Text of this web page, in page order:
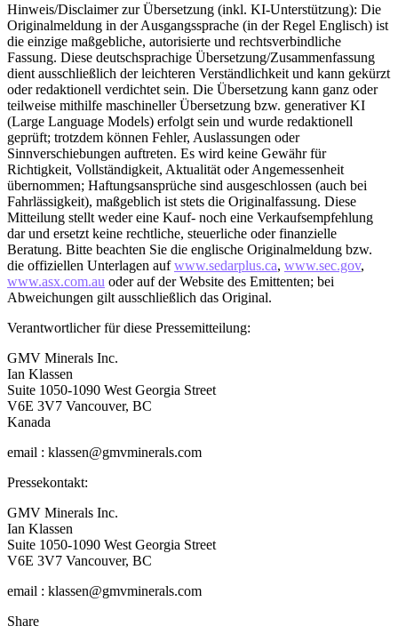
Hinweis/Disclaimer zur Übersetzung (inkl. KI-Unterstützung): Die
Originalmeldung in der Ausgangssprache (in der Regel Englisch) ist
die einzige maßgebliche, autorisierte und rechtsverbindliche
Fassung. Diese deutschsprachige Übersetzung/Zusammenfassung
dient ausschließlich der leichteren Verständlichkeit und kann gekürzt
oder redaktionell verdichtet sein. Die Übersetzung kann ganz oder
teilweise mithilfe maschineller Übersetzung bzw. generativer KI
(Large Language Models) erfolgt sein und wurde redaktionell
geprüft; trotzdem können Fehler, Auslassungen oder
Sinnverschiebungen auftreten. Es wird keine Gewähr für
Richtigkeit, Vollständigkeit, Aktualität oder Angemessenheit
übernommen; Haftungsansprüche sind ausgeschlossen (auch bei
Fahrlässigkeit), maßgeblich ist stets die Originalfassung. Diese
Mitteilung stellt weder eine Kauf- noch eine Verkaufsempfehlung
dar und ersetzt keine rechtliche, steuerliche oder finanzielle
Beratung. Bitte beachten Sie die englische Originalmeldung bzw.
die offiziellen Unterlagen aufwww.sedarplus.ca, www.sec.gov,
www.asx.com.au oder auf der Website des Emittenten; bei
Abweichungen gilt ausschließlich das Original.
Verantwortlicher für diese Pressemitteilung:
GMV Minerals Inc.
Ian Klassen
Suite 1050-1090 West Georgia Street
V6E 3V7 Vancouver, BC
Kanada
email : klassen@gmvminerals.com
Pressekontakt:
GMV Minerals Inc.
Ian Klassen
Suite 1050-1090 West Georgia Street
V6E 3V7 Vancouver, BC
email : klassen@gmvminerals.com
Share